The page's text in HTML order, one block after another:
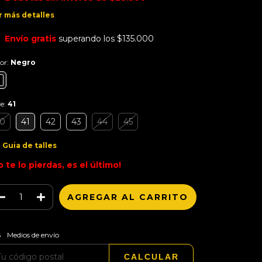
más detalles
Envío gratis superando los $135.000
Negro
41
41 42 43 44 45
Guia de talles
te lo pierdas, es el último!
para el CP:
Medios de envío
CALCULAR